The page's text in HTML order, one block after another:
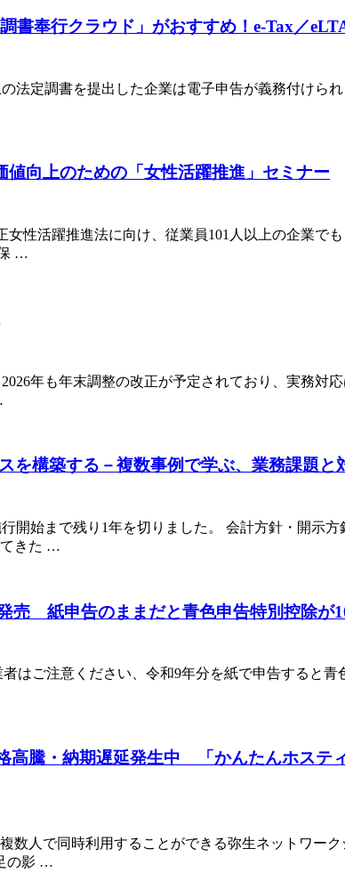
書奉行クラウド」がおすすめ！e‑Tax／
法定調書を提出した企業は電子申告が義務付けら
値向上のための「女性活躍推進」セミナー
性活躍推進法に向け、従業員101人以上の企業で
…
年も年末調整の改正が予定されており、実務対
を構築する－複数事例で学ぶ、業務課題と
開始まで残り1年を切りました。 会計方針・開示
てきた …
新発売 紙申告のままだと青色申告特
はご注意ください、令和9年分を紙で申告すると
高騰・納期遅延発生中 「かんたんホス
数人で同時利用することができる弥生ネットワー
の影 …